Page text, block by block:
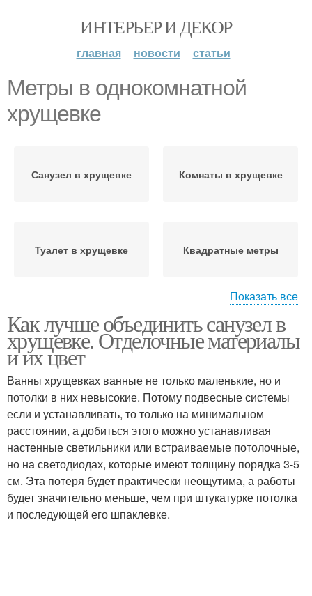
ИНТЕРЬЕР И ДЕКОР
главная новости статьи
Метры в однокомнатной
хрущевке
Санузел в хрущевке Комнаты в хрущевке
Туалет в хрущевке Квадратные метры
однокомнатной
квартире
Показать все
Как лучше объединить санузел в
хрущевке. Отделочные материалы
и их цвет
Ванны хрущевках ванные не только маленькие, но и
потолки в них невысокие. Потому подвесные системы
если и устанавливать, то только на минимальном
расстоянии, а добиться этого можно устанавливая
настенные светильники или встраиваемые потолочные,
но на светодиодах, которые имеют толщину порядка 3-5
см. Эта потеря будет практически неощутима, а работы
будет значительно меньше, чем при штукатурке потолка
и последующей его шпаклевке.